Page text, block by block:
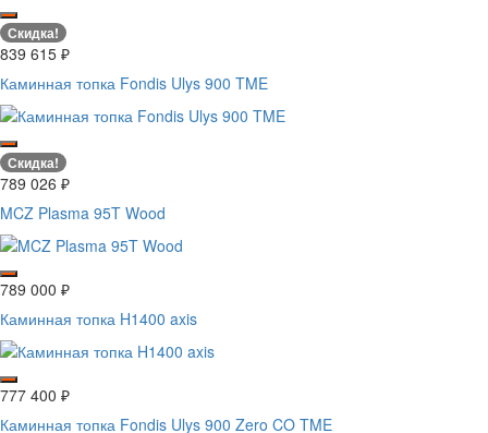
Скидка!
839 615 ₽
Каминная топка Fondis Ulys 900 TME
Скидка!
789 026 ₽
MCZ Plasma 95T Wood
789 000 ₽
Каминная топка H1400 axis
777 400 ₽
Каминная топка Fondis Ulys 900 Zero CO TME